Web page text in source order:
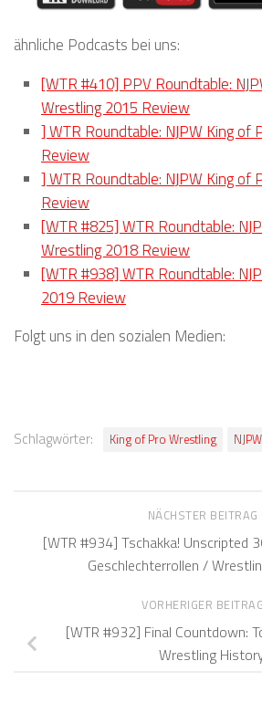
ähnliche Podcasts bei uns:
[WTR #410] PPV Roundtable:
Wrestling 2015 Review
] WTR Roundtable: NJPW King of
Review
] WTR Roundtable: NJPW King of
Review
[WTR #825] WTR Roundtable:
Wrestling 2018 Review
[WTR #938] WTR Roundtable:
2019 Review
Folgt uns in den sozialen Medien:
Schlagwörter: King of Pro Wrestling NJPW
NÄCHSTER BEITRAG
[WTR #934] Tschakka! Unscripted
Geschlechterrollen /
VORHERIGER BEITRAG
[WTR #932] Final Countdown:
Wrestling